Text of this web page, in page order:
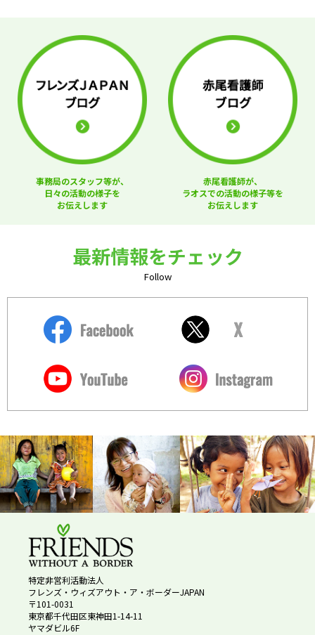
事務局のスタッフ等が、
日々の活動の様子を
お伝えします
赤尾看護師が、
ラオスでの活動の様子等を
お伝えします
最新情報をチェック
Follow
特定非営利活動法人
フレンズ・ウィズアウト・ア・ボーダーJAPAN
〒101-0031
東京都千代田区東神田1-14-11
ヤマダビル6F